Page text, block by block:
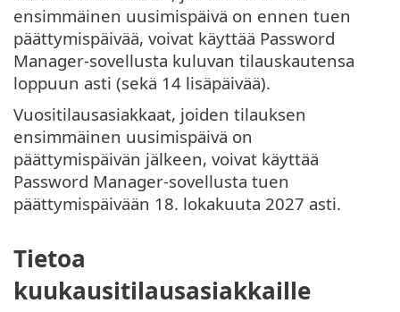
ensimmäinen uusimispäivä on ennen tuen
päättymispäivää, voivat käyttää Password
Manager-sovellusta kuluvan tilauskautensa
loppuun asti (sekä 14 lisäpäivää).
Vuositilausasiakkaat, joiden tilauksen
ensimmäinen uusimispäivä on
päättymispäivän jälkeen, voivat käyttää
Password Manager-sovellusta tuen
päättymispäivään 18. lokakuuta 2027 asti.
Tietoa
kuukausitilausasiakkaille